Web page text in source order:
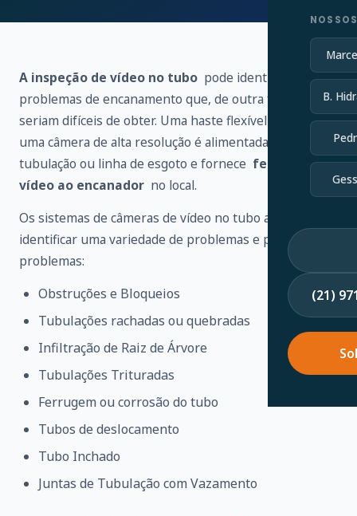
B.
(21)
A inspeção de vídeo no tubo pode identificar vários
problemas de encanamento que, de outra forma,
seriam difíceis de obter. Uma haste flexível conectada a
uma câmera de alta resolução é alimentada através de
tubulação ou linha de esgoto e fornece feedback de
vídeo ao encanador no local.
Os sistemas de câmeras de vídeo no tubo ajudam a
identificar uma variedade de problemas e possíveis
problemas:
Obstruções e Bloqueios
Tubulações rachadas ou quebradas
Infiltração de Raiz de Árvore
Tubulações Trituradas
Ferrugem ou corrosão do tubo
Tubos de deslocamento
Tubo Inchado
Juntas de Tubulação com Vazamento